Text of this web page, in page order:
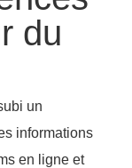
du
un
informations
en ligne et